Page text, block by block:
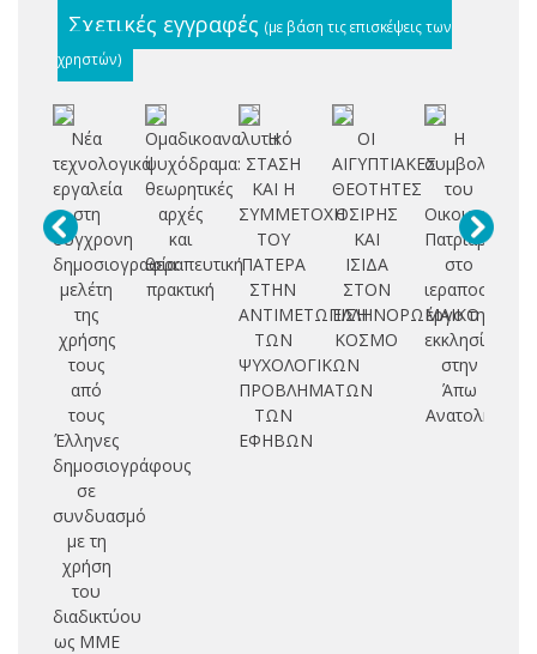
Σχετικές εγγραφές (με βάση τις επισκέψεις των
χρηστών)
Νέα
τεχνολογικά
εργαλεία
στη
σύγχρονη
δημοσιογραφία:
μελέτη
της
χρήσης
τους
από
τους
Έλληνες
δημοσιογράφους
σε
συνδυασμό
με τη
χρήση
του
διαδικτύου
ως ΜΜΕ
Ομαδικοαναλυτικό
ψυχόδραμα:
θεωρητικές
αρχές
και
θεραπευτική
πρακτική
Η
ΣΤΑΣΗ
ΚΑΙ Η
ΣΥΜΜΕΤΟΧΗ
ΤΟΥ
ΠΑΤΕΡΑ
ΣΤΗΝ
ΑΝΤΙΜΕΤΩΠΙΣΗ
ΤΩΝ
ΨΥΧΟΛΟΓΙΚΩΝ
ΠΡΟΒΛΗΜΑΤΩΝ
ΤΩΝ
ΕΦΗΒΩΝ
ΟΙ
ΑΙΓΥΠΤΙΑΚΕΣ
ΘΕΟΤΗΤΕΣ
ΟΣΙΡΗΣ
ΚΑΙ
ΙΣΙΔΑ
ΣΤΟΝ
ΕΛΛΗΝΟΡΩΜΑΙΚΟ
ΚΟΣΜΟ
Η
συμβολή
του
Οικουμενικού
Πατριαρχείου
στο
έργο της
εκκλησίας
στην
Άπω
Ανατολή